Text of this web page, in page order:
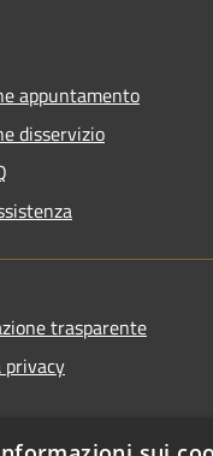
appuntamento
disservizio
trasparente
di accessibilità